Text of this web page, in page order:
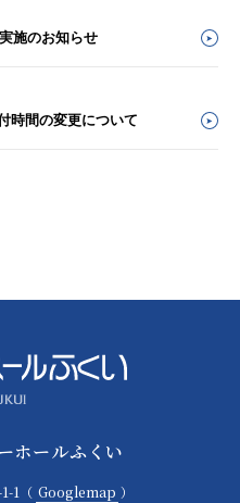
施のお知らせ
時間の変更について
ホールふくい
1（ Googlemap ）